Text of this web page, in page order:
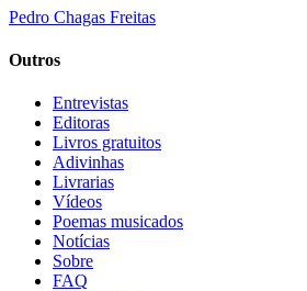
Pedro Chagas Freitas
Outros
Entrevistas
Editoras
Livros gratuitos
Adivinhas
Livrarias
Vídeos
Poemas musicados
Notícias
Sobre
FAQ